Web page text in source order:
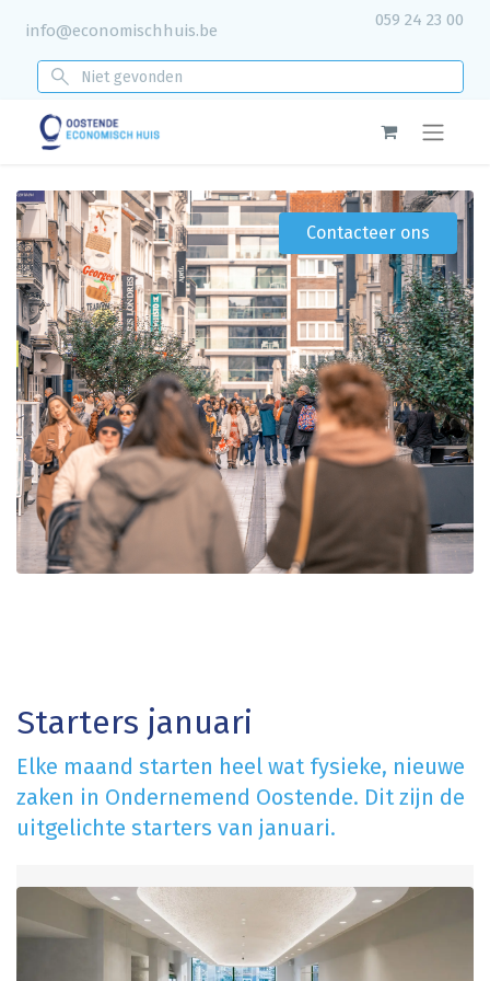
info@economischhuis.be
059 24 23 00
Contacteer ons
Starters januari
Elke maand starten heel wat fysieke, nieuwe
zaken in Ondernemend Oostende. Dit zijn de
uitgelichte starters van januari.